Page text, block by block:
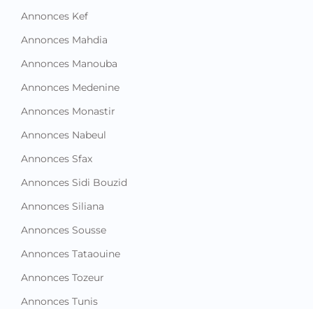
Annonces Kef
Annonces Mahdia
Annonces Manouba
Annonces Medenine
Annonces Monastir
Annonces Nabeul
Annonces Sfax
Annonces Sidi Bouzid
Annonces Siliana
Annonces Sousse
Annonces Tataouine
Annonces Tozeur
Annonces Tunis